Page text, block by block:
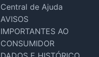
Central de Ajuda
AVISOS
IMPORTANTES AO
CONSUMIDOR